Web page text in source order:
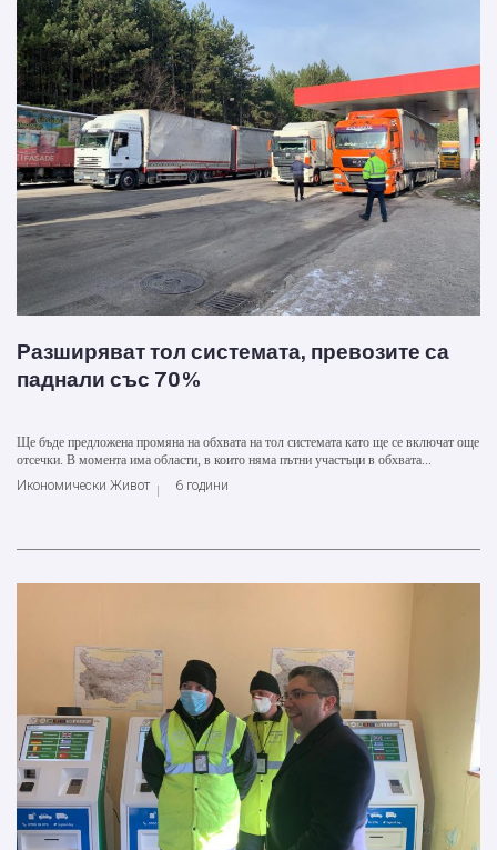
Разширяват тол системата, превозите са
паднали със 70%
Ще бъде предложена промяна на обхвата на тол системата като ще се включат още
отсечки. В момента има области, в които няма пътни участъци в обхвата...
Икономически Живот
6 години